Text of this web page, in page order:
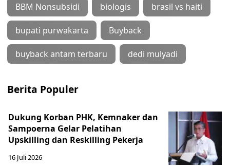
BBM Nonsubsidi biologis brasil vs haiti
bupati purwakarta Buyback
buyback antam terbaru dedi mulyadi
Berita Populer
Dukung Korban PHK, Kemnaker dan
Sampoerna Gelar Pelatihan
Upskilling dan Reskilling Pekerja
16 Juli 2026